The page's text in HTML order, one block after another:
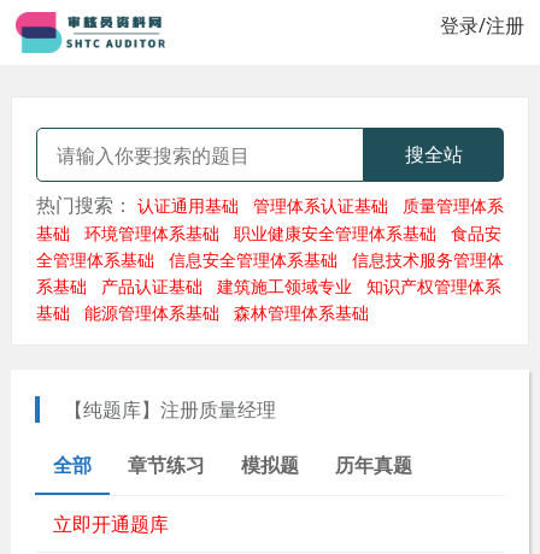
登录/注册
搜全站
热门搜索： 认证通用基础 管理体系认证基础
质量管理体系
基础
环境管理体系基础 职业健康安全管理体系基础
食品安
全管理体系基础
信息安全管理体系基础
信息技术服务管理体
系基础
产品认证基础 建筑施工领域专业
知识产权管理体系
基础
能源管理体系基础 森林管理体系基础
【纯题库】注册质量经理
全部 章节练习 模拟题 历年真题
立即开通题库